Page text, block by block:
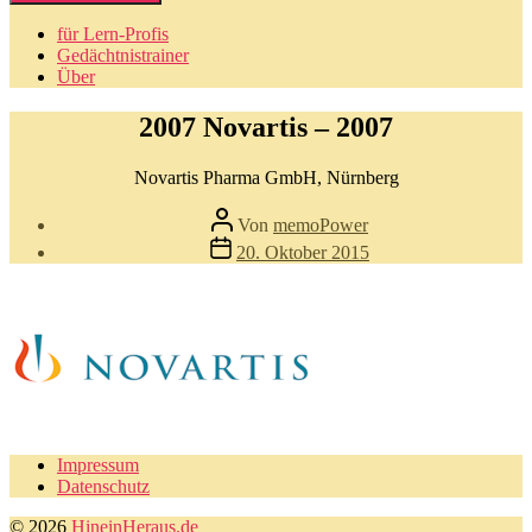
für Lern-Profis
Gedächtnistrainer
Über
2007 Novartis – 2007
Novartis Pharma GmbH, Nürnberg
Beitragsautor
Von memoPower
Beitragsdatum
20. Oktober 2015
Impressum
Datenschutz
© 2026 HineinHeraus.de